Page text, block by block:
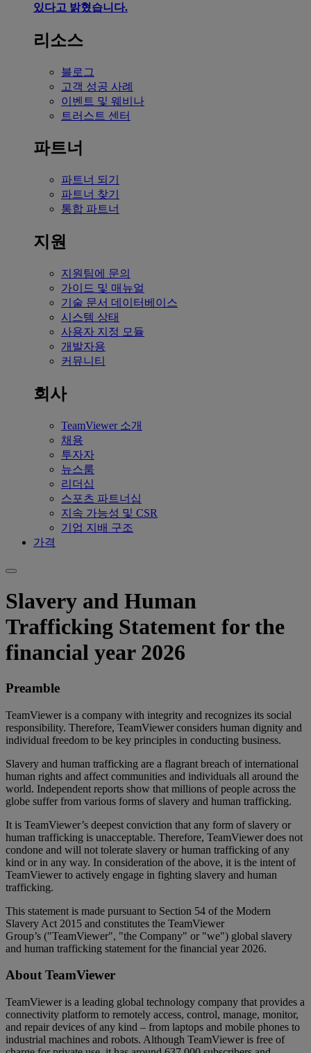
있다고 밝혔습니다.
리소스
블로그
고객 성공 사례
이벤트 및 웨비나
트러스트 센터
파트너
파트너 되기
파트너 찾기
통합 파트너
지원
지원팀에 문의
가이드 및 매뉴얼
기술 문서 데이터베이스
시스템 상태
사용자 지정 모듈
개발자용
커뮤니티
회사
TeamViewer 소개
채용
투자자
뉴스룸
리더십
스포츠 파트너십
지속 가능성 및 CSR
기업 지배 구조
가격
Slavery and Human
Trafficking Statement for the
financial year 2026
Preamble
TeamViewer is a company with integrity and recognizes its social
responsibility. Therefore, TeamViewer considers human dignity and
individual freedom to be key principles in conducting business.
Slavery and human trafficking are a flagrant breach of international
human rights and affect communities and individuals all around the
world. Independent reports show that millions of people across the
globe suffer from various forms of slavery and human trafficking.
It is TeamViewer’s deepest conviction that any form of slavery or
human trafficking is unacceptable. Therefore, TeamViewer does not
condone and will not tolerate slavery or human trafficking of any
kind or in any way. In consideration of the above, it is the intent of
TeamViewer to actively engage in fighting slavery and human
trafficking.
This statement is made pursuant to Section 54 of the Modern
Slavery Act 2015 and constitutes the TeamViewer
Group’s ("TeamViewer", "the Company" or "we") global slavery
and human trafficking statement for the financial year 2026.
About TeamViewer
TeamViewer is a leading global technology company that provides a
connectivity platform to remotely access, control, manage, monitor,
and repair devices of any kind – from laptops and mobile phones to
industrial machines and robots. Although TeamViewer is free of